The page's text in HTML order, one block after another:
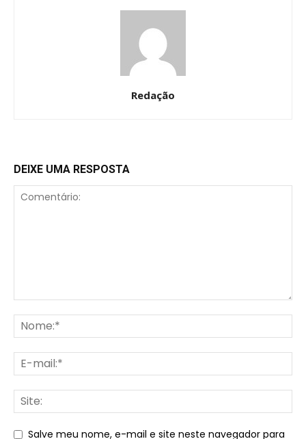
Redação
DEIXE UMA RESPOSTA
Salve meu nome, e-mail e site neste navegador para